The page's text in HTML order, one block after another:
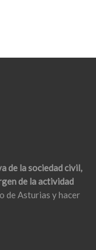
de la sociedad civil,
de la actividad
de Asturias y hacer